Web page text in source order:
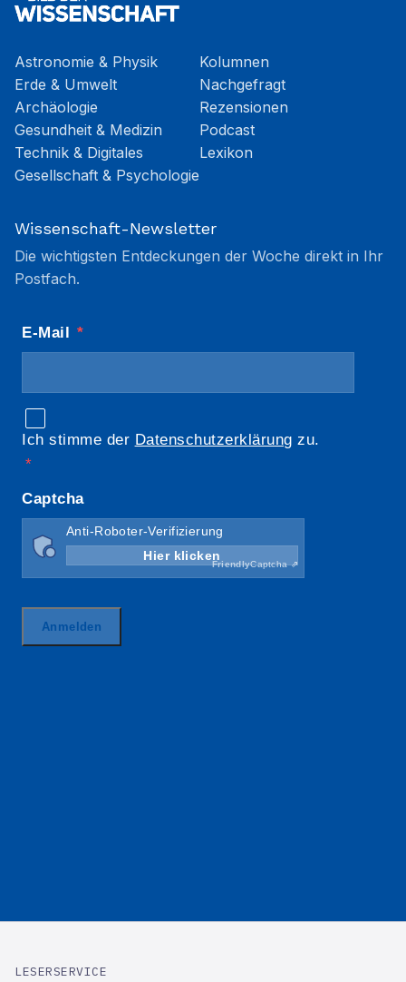
Astronomie & Physik
Erde & Umwelt
Archäologie
Gesundheit & Medizin
Technik & Digitales
Gesellschaft & Psychologie
Kolumnen
Nachgefragt
Rezensionen
Podcast
Lexikon
Wissenschaft-Newsletter
Die wichtigsten Entdeckungen der Woche direkt in Ihr
Postfach.
LESERSERVICE